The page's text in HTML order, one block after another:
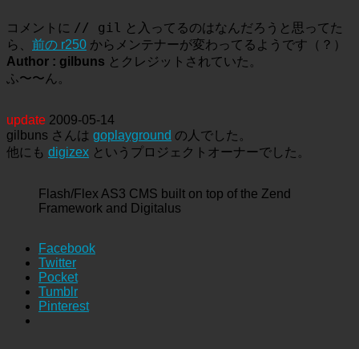
コメントに // gil
と入ってるのはなんだろうと思ってた
ら、 前の r250 からメンテナーが変わってるようです（？）
Author : gilbuns とクレジットされていた。
ふ〜〜ん。
update 2009-05-14
gilbuns さんは goplayground の人でした。
他にも digizex というプロジェクトオーナーでした。
Flash/Flex AS3 CMS built on top of the Zend
Framework and Digitalus
Facebook
Twitter
Pocket
Tumblr
Pinterest